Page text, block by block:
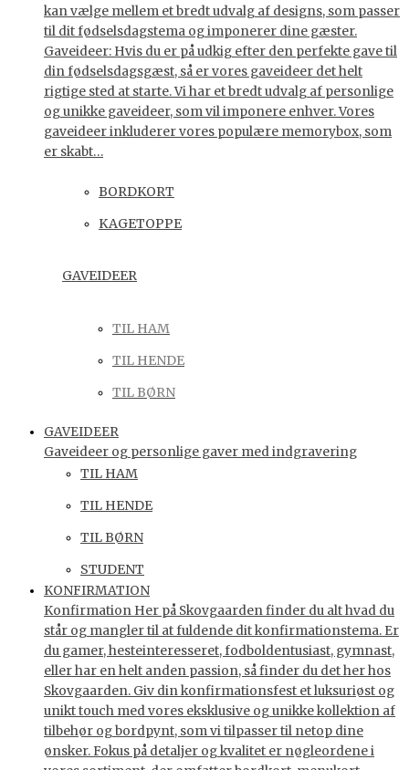
kan vælge mellem et bredt udvalg af designs, som passer
til dit fødselsdagstema og imponerer dine gæster.
Gaveideer: Hvis du er på udkig efter den perfekte gave til
din fødselsdagsgæst, så er vores gaveideer det helt
rigtige sted at starte. Vi har et bredt udvalg af personlige
og unikke gaveideer, som vil imponere enhver. Vores
gaveideer inkluderer vores populære memorybox, som
er skabt…
BORDKORT
KAGETOPPE
GAVEIDEER
TIL HAM
TIL HENDE
TIL BØRN
GAVEIDEER
Gaveideer og personlige gaver med indgravering
TIL HAM
TIL HENDE
TIL BØRN
STUDENT
KONFIRMATION
Konfirmation Her på Skovgaarden finder du alt hvad du
står og mangler til at fuldende dit konfirmationstema. Er
du gamer, hesteinteresseret, fodboldentusiast, gymnast,
eller har en helt anden passion, så finder du det her hos
Skovgaarden. Giv din konfirmationsfest et luksuriøst og
unikt touch med vores eksklusive og unikke kollektion af
tilbehør og bordpynt, som vi tilpasser til netop dine
ønsker. Fokus på detaljer og kvalitet er nøgleordene i